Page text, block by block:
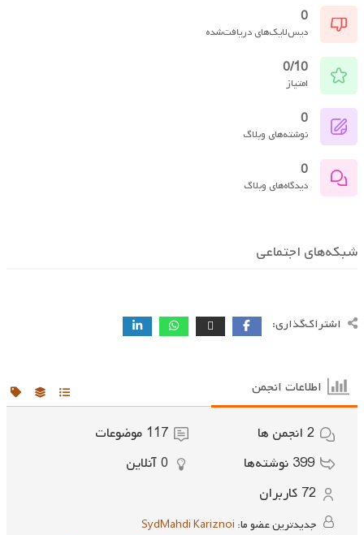
0
دیس‌لایک‌های دریافت‌شده
0/10
امتیاز
0
نوشته‌های وبلاگ
0
دیدگاه‌های وبلاگ
شبکه‌های اجتماعی
اشتراک‌گذاری:
اطلاعات انجمن
2 انجمن ها 117 موضوعات
399 نوشته‌ها 0 آنلاین
72 کاربران
جدیدترین عضو ما: SydMahdi Kariznoi